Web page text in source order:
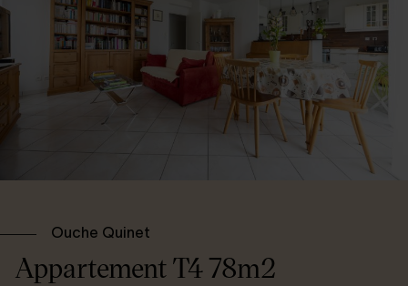
Ouche Quinet
Appartement T4 78m2